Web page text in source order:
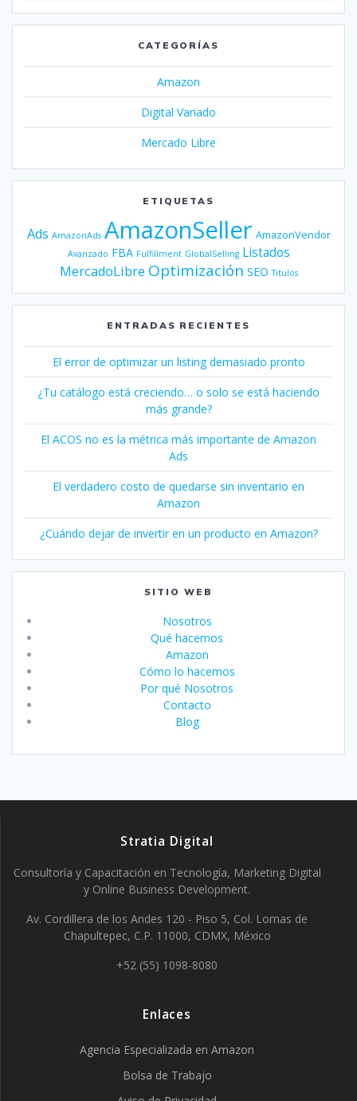
CATEGORÍAS
Amazon
Digital Variado
Mercado Libre
ETIQUETAS
Ads AmazonAds AmazonSeller AmazonVendor
Avanzado FBA Fulfillment GlobalSelling Listados
MercadoLibre Optimización SEO Titulos
ENTRADAS RECIENTES
El error de optimizar un listing demasiado pronto
¿Tu catálogo está creciendo… o solo se está haciendo
más grande?
El ACOS no es la métrica más importante de Amazon
Ads
El verdadero costo de quedarse sin inventario en
Amazon
¿Cuándo dejar de invertir en un producto en Amazon?
SITIO WEB
Nosotros
Qué hacemos
Amazon
Cómo lo hacemos
Por qué Nosotros
Contacto
Blog
Stratia Digital
Consultoría y Capacitación en Tecnología, Marketing Digital
y Online Business Development.
Av. Cordillera de los Andes 120 - Piso 5, Col. Lomas de
Chapultepec, C.P. 11000, CDMX, México
+52 (55) 1098-8080
Enlaces
Agencia Especializada en Amazon
Bolsa de Trabajo